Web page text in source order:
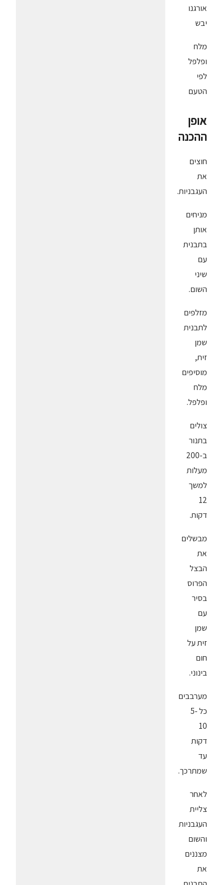
אורגנו
יבש
מלח
ופלפל
לפי
הטעם
אופן
ההכנה
חוצים
את
העגבניות.
מניחים
אותן
בתבנית
עם
שיני
השום.
מזלפים
לתבנית
שמן
זית,
מוסיפים
מלח
ופלפל.
צולים
בתנור
ב-200
מעלות
למשך
12
דקות.
מבשלים
את
הבצל
הפרוס
בסיר
עם
שמן
זית על
חום
בינוני.
מערבבים
כל 5-
10
דקות
עד
שמתרכך.
לאחר
צליית
העגבניות
והשום
מצננים
את